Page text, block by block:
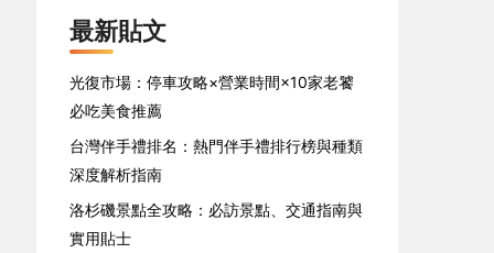
最新貼文
光復市場：停車攻略×營業時間×10家老饕
必吃美食推薦
台灣伴手禮排名：熱門伴手禮排行榜與種類
深度解析指南
洛杉磯景點全攻略：必訪景點、交通指南與
實用貼士